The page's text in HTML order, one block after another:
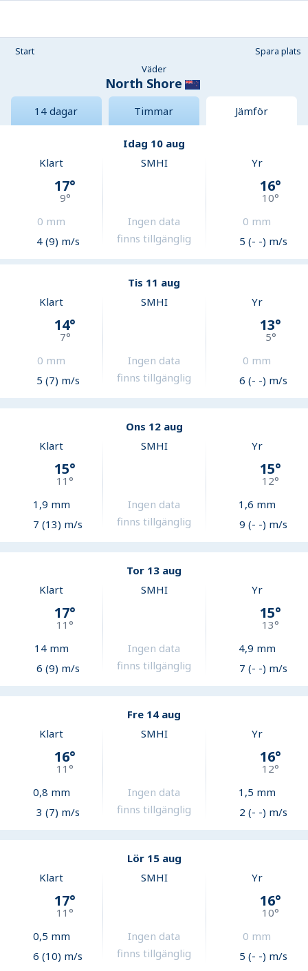
Start
Spara plats
Väder
North Shore
14 dagar Timmar Jämför
Idag 10 aug
Klart
17°
9°
0 mm
4 (9) m/s
SMHI
Ingen data
finns tillgänglig
Yr
16°
10°
0 mm
5 (- -) m/s
Tis 11 aug
Klart
14°
7°
0 mm
5 (7) m/s
SMHI
Ingen data
finns tillgänglig
Yr
13°
5°
0 mm
6 (- -) m/s
Ons 12 aug
Klart
15°
11°
1,9 mm
7 (13) m/s
SMHI
Ingen data
finns tillgänglig
Yr
15°
12°
1,6 mm
9 (- -) m/s
Tor 13 aug
Klart
17°
11°
14mm
6 (9) m/s
SMHI
Ingen data
finns tillgänglig
Yr
15°
13°
4,9 mm
7 (- -) m/s
Fre 14 aug
Klart
16°
11°
0,8 mm
3 (7) m/s
SMHI
Ingen data
finns tillgänglig
Yr
16°
12°
1,5 mm
2 (- -) m/s
Lör 15 aug
Klart
17°
11°
0,5 mm
6 (10) m/s
SMHI
Ingen data
finns tillgänglig
Yr
16°
10°
0 mm
5 (- -) m/s